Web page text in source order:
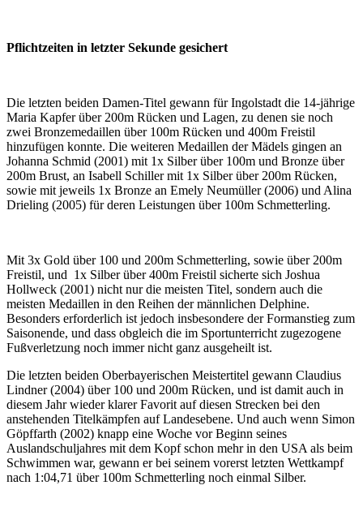
Pflichtzeiten in letzter Sekunde gesichert
Die letzten beiden Damen-Titel gewann für Ingolstadt die 14-jährige
Maria Kapfer über 200m Rücken und Lagen, zu denen sie noch
zwei Bronzemedaillen über 100m Rücken und 400m Freistil
hinzufügen konnte. Die weiteren Medaillen der Mädels gingen an
Johanna Schmid (2001) mit 1x Silber über 100m und Bronze über
200m Brust, an Isabell Schiller mit 1x Silber über 200m Rücken,
sowie mit jeweils 1x Bronze an Emely Neumüller (2006) und Alina
Drieling (2005) für deren Leistungen über 100m Schmetterling.
Mit 3x Gold über 100 und 200m Schmetterling, sowie über 200m
Freistil, und 1x Silber über 400m Freistil sicherte sich Joshua
Hollweck (2001) nicht nur die meisten Titel, sondern auch die
meisten Medaillen in den Reihen der männlichen Delphine.
Besonders erforderlich ist jedoch insbesondere der Formanstieg zum
Saisonende, und dass obgleich die im Sportunterricht zugezogene
Fußverletzung noch immer nicht ganz ausgeheilt ist.
Die letzten beiden Oberbayerischen Meistertitel gewann Claudius
Lindner (2004) über 100 und 200m Rücken, und ist damit auch in
diesem Jahr wieder klarer Favorit auf diesen Strecken bei den
anstehenden Titelkämpfen auf Landesebene. Und auch wenn Simon
Göpffarth (2002) knapp eine Woche vor Beginn seines
Auslandschuljahres mit dem Kopf schon mehr in den USA als beim
Schwimmen war, gewann er bei seinem vorerst letzten Wettkampf
nach 1:04,71 über 100m Schmetterling noch einmal Silber.